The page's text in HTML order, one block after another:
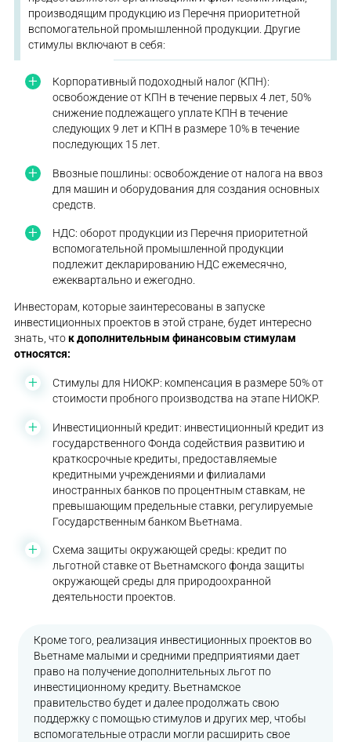
производящим продукцию из Перечня приоритетной
вспомогательной промышленной продукции. Другие
стимулы включают в себя:
Корпоративный подоходный налог (КПН):
освобождение от КПН в течение первых 4 лет, 50%
снижение подлежащего уплате КПН в течение
следующих 9 лет и КПН в размере 10% в течение
последующих 15 лет.
Ввозные пошлины: освобождение от налога на ввоз
для машин и оборудования для создания основных
средств.
НДС: оборот продукции из Перечня приоритетной
вспомогательной промышленной продукции
подлежит декларированию НДС ежемесячно,
ежеквартально и ежегодно.
Инвесторам, которые заинтересованы в запуске
инвестиционных проектов в этой стране, будет интересно
знать, чток дополнительным финансовым стимулам
относятся:
Стимулы для НИОКР: компенсация в размере 50% от
стоимости пробного производства на этапе НИОКР.
Инвестиционный кредит: инвестиционный кредит из
государственного Фонда содействия развитию и
краткосрочные кредиты, предоставляемые
кредитными учреждениями и филиалами
иностранных банков по процентным ставкам, не
превышающим предельные ставки, регулируемые
Государственным банком Вьетнама.
Схема защиты окружающей среды: кредит по
льготной ставке от Вьетнамского фонда защиты
окружающей среды для природоохранной
деятельности проектов.
Кроме того, реализация инвестиционных проектов во
Вьетнаме малыми и средними предприятиями дает
право на получение дополнительных льгот по
инвестиционному кредиту. Вьетнамское
правительство будет и далее продолжать свою
поддержку с помощью стимулов и других мер, чтобы
вспомогательные отрасли могли расширить свое